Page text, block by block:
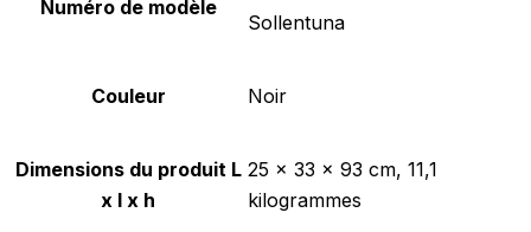
Numéro de modèle
Sollentuna
Couleur ‎Noir
Dimensions du produit L
x l x h
‎25 x 33 x 93 cm, 11,1
kilogrammes